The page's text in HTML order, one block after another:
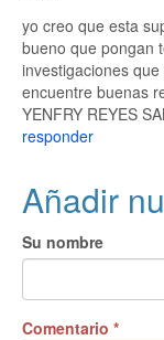
yo creo que esta
bueno que pongan
investigaciones
encuentre buenas
YENFRY REYES
responder
Añadir
Su nombre
Comentario *